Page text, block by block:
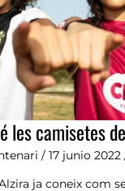
les camisetes
/ 17 junio 2022
ja coneix com
del
Centenari